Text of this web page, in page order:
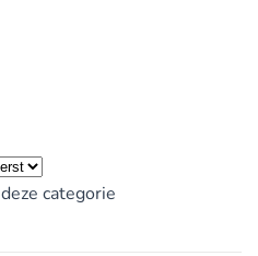
categorie